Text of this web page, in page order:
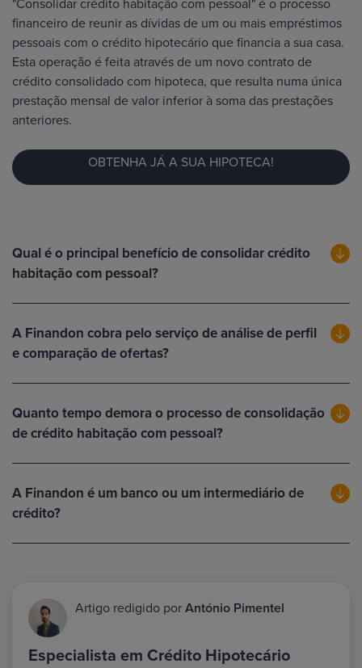
financeiro de reunir as dívidas de um ou mais empréstimos
pessoais com o crédito hipotecário que financia a sua casa.
Esta operação é feita através de um novo contrato de
crédito consolidado com hipoteca, que resulta numa única
prestação mensal de valor inferior à soma das prestações
anteriores.
OBTENHA JÁ A SUA HIPOTECA!
Qual é o principal benefício de consolidar crédito
habitação com pessoal?
A Finandon cobra pelo serviço de análise de perfil
e comparação de ofertas?
Quanto tempo demora o processo de consolidação
de crédito habitação com pessoal?
A Finandon é um banco ou um intermediário de
crédito?
Artigo redigido porAntónio Pimentel
Especialista em Crédito Hipotecário